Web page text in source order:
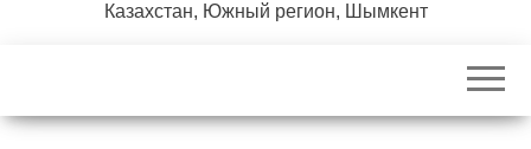
к
р
Казахстан, Южный регион, Шымкент